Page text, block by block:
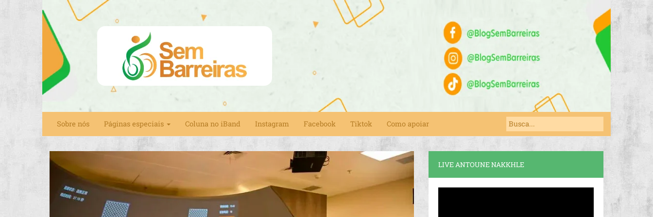
Sobre nós Páginas especiais Coluna no iBand Instagram Facebook Tiktok Como apoiar
LIVE ANTOUNE NAKKHLE